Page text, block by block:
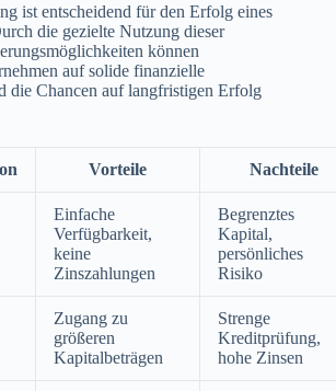
ist entscheidend für den Erfolg eines
die gezielte Nutzung dieser
können
auf solide finanzielle
die Chancen auf langfristigen Erfolg
Vorteile Nachteile
Einfache
Verfügbarkeit,
keine
Zinszahlungen
Begrenztes
Kapital,
persönliches
Risiko
Zugang zu
größeren
Kapitalbeträgen
Strenge
Kreditprüfung,
hohe Zinsen